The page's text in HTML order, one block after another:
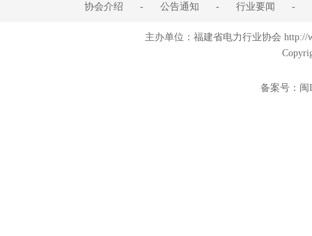
协会介绍 - 公告通知 - 行业要闻 -
主办单位：福建省电力行业协会
备案号： 闽